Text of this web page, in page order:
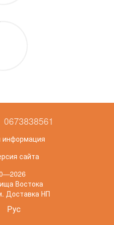
0673838561
информация
сайта
Востока
Доставка НП
Рус